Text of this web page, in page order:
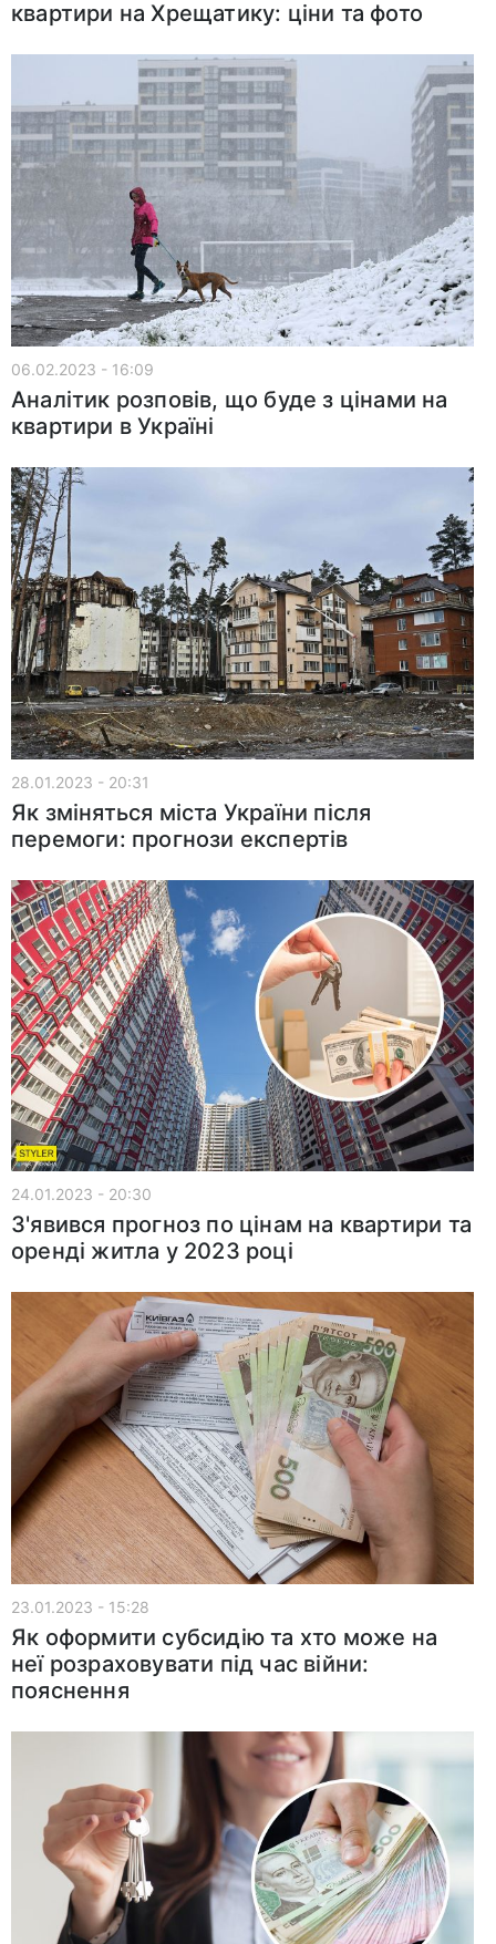
квартири на Хрещатику: ціни та фото
06.02.2023 - 16:09
Аналітик розповів, що буде з цінами на
квартири в Україні
28.01.2023 - 20:31
Як зміняться міста України після
перемоги: прогнози експертів
24.01.2023 - 20:30
З'явився прогноз по цінам на квартири та
оренді житла у 2023 році
23.01.2023 - 15:28
Як оформити субсидію та хто може на
неї розраховувати під час війни:
пояснення